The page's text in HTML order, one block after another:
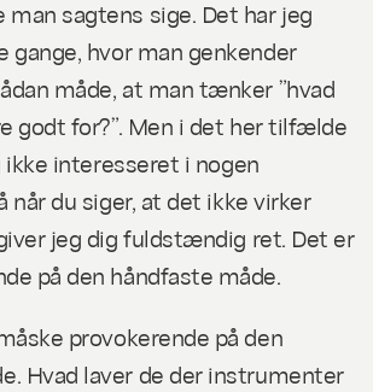
man sagtens sige. Det har jeg
gange, hvor man genkender
måde, at man tænker ”hvad
godt for?”. Men i det her tilfælde
interesseret i nogen
når du siger, at det ikke virker
jeg dig fuldstændig ret. Det er
på den håndfaste måde.
provokerende på den
Hvad laver de der instrumenter